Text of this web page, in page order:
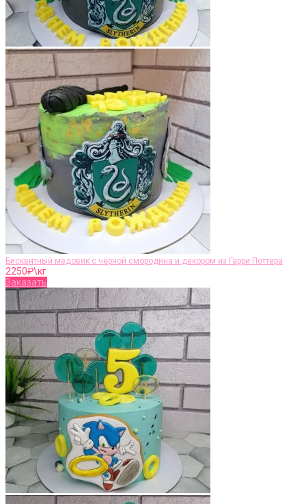
Бисквитный медовик с чёрной смородина и декором из Гарри Поттера
2250₽\кг
Заказать